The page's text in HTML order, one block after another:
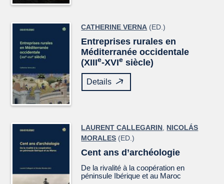
CATHERINE VERNA (ED.)
Entreprises rurales en
Méditerranée occidentale
(XIIIe-XVIe siècle)
Details
LAURENT CALLEGARIN NICOLÁS
MORALES (ED.)
Cent ans d’archéologie
De la rivalité à la coopération en
péninsule Ibérique et au Maroc